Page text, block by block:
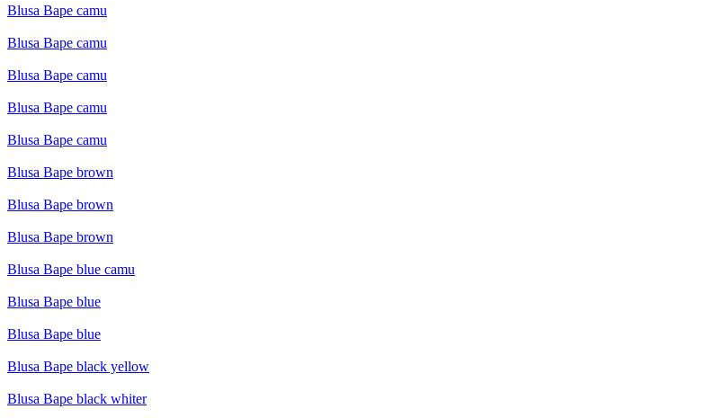
Blusa Bape camu
Blusa Bape camu
Blusa Bape camu
Blusa Bape camu
Blusa Bape camu
Blusa Bape brown
Blusa Bape brown
Blusa Bape brown
Blusa Bape blue camu
Blusa Bape blue
Blusa Bape blue
Blusa Bape black yellow
Blusa Bape black whiter